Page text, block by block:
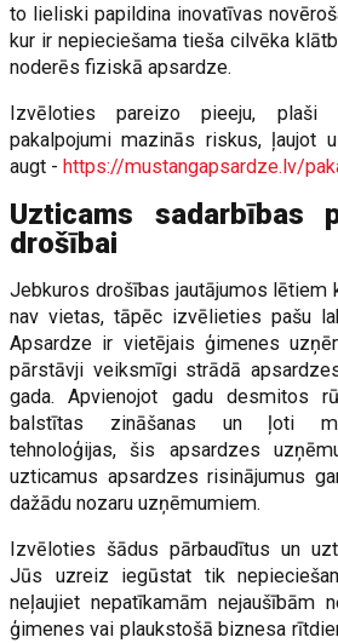
to lieliski papildina inovatīvas
kur ir nepieciešama tieša cilvēka
noderēs fiziskā apsardze.
Izvēloties pareizo pieeju, plaši
pakalpojumi mazinās riskus, ļaujot
augt -https://mustangapsardze.lv/
Uzticams sadarbības
drošībai
Jebkuros drošības jautājumos
nav vietas, tāpēc izvēlieties pašu
Apsardze ir vietējais ģimenes
pārstāvji veiksmīgi strādā
gada. Apvienojot gadu desmitos
balstītas zināšanas un ļoti
tehnoloģijas, šis apsardzes
uzticamus apsardzes risinājumus
dažādu nozaru uzņēmumiem.
Izvēloties šādus pārbaudītus un
Jūs uzreiz iegūstat tik
neļaujiet nepatīkamām nejaušībām
ģimenes vai plaukstošā biznesa